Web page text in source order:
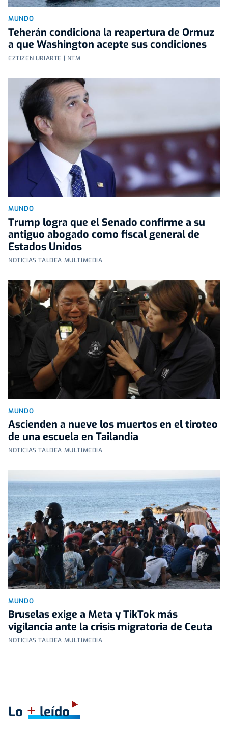
MUNDO
Teherán condiciona la reapertura de Ormuz
a que Washington acepte sus condiciones
EZTIZEN URIARTE | NTM
MUNDO
Trump logra que el Senado confirme a su
antiguo abogado como fiscal general de
Estados Unidos
NOTICIAS TALDEA MULTIMEDIA
MUNDO
Ascienden a nueve los muertos en el tiroteo
de una escuela en Tailandia
NOTICIAS TALDEA MULTIMEDIA
MUNDO
Bruselas exige a Meta y TikTok más
vigilancia ante la crisis migratoria de Ceuta
NOTICIAS TALDEA MULTIMEDIA
Lo +leído